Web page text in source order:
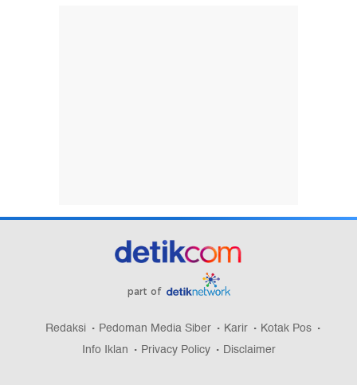
part of
Redaksi Pedoman Media Siber Karir
Kotak Pos
Info Iklan
Privacy Policy Disclaimer